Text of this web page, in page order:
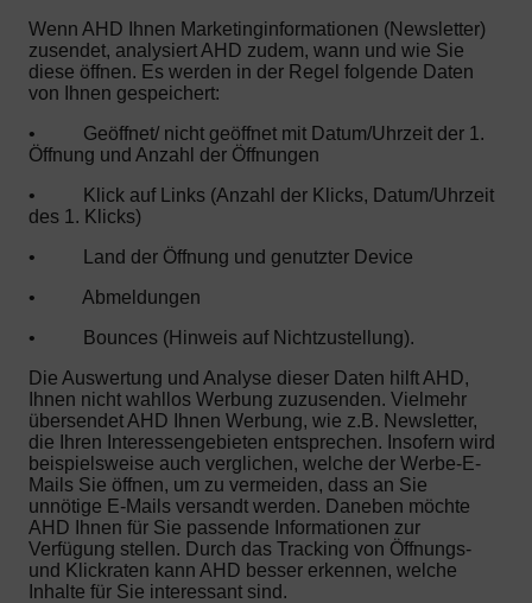
Wenn AHD Ihnen Marketinginformationen (Newsletter)
zusendet, analysiert AHD zudem, wann und wie Sie
diese öffnen. Es werden in der Regel folgende Daten
von Ihnen gespeichert:
•
Geöffnet/ nicht geöffnet mit Datum/Uhrzeit der 1.
Öffnung und Anzahl der Öffnungen
•
Klick auf Links (Anzahl der Klicks, Datum/Uhrzeit
des 1. Klicks)
•
Land der Öffnung und genutzter Device
•
Abmeldungen
•
Bounces (Hinweis auf Nichtzustellung).
Die Auswertung und Analyse dieser Daten hilft AHD,
Ihnen nicht wahllos Werbung zuzusenden. Vielmehr
übersendet AHD Ihnen Werbung, wie z.B. Newsletter,
die Ihren Interessengebieten entsprechen. Insofern wird
beispielsweise auch verglichen, welche der Werbe-E-
Mails Sie öffnen, um zu vermeiden, dass an Sie
unnötige E-Mails versandt werden. Daneben möchte
AHD Ihnen für Sie passende Informationen zur
Verfügung stellen. Durch das Tracking von Öffnungs-
und Klickraten kann AHD besser erkennen, welche
Inhalte für Sie interessant sind.